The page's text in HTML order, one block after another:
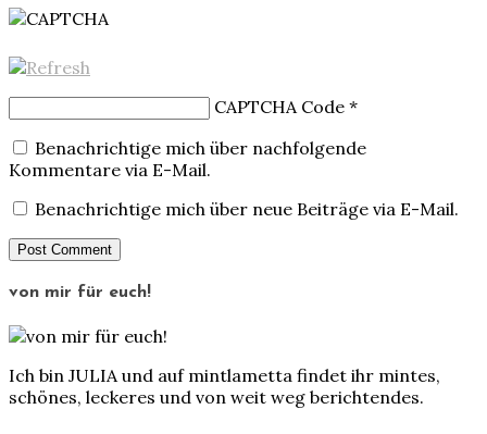
CAPTCHA Code *
Benachrichtige mich über nachfolgende
Kommentare via E-Mail.
Benachrichtige mich über neue Beiträge via E-Mail.
von mir für euch!
Ich bin JULIA und auf mintlametta findet ihr mintes,
schönes, leckeres und von weit weg berichtendes.